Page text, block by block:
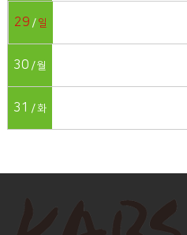
29 일
30 월
31 화